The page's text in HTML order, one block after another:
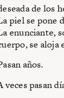
de los
piel se pone
enunciante,
se aloja
años.
veces pasan